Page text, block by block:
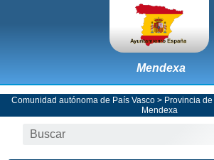
Mendexa
Comunidad autónoma de País Vasco > Provincia
Mendexa